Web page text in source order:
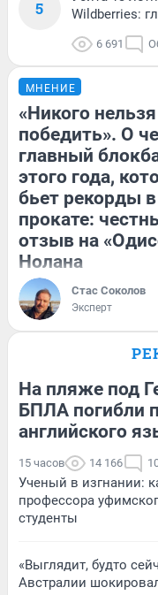
5
Wildberries:
6 691
МНЕНИЕ
«Никого нельзя
победить». О
главный
этого года,
бьет рекорды в
прокате:
отзыв на
Нолана
Стас Соколов
Эксперт
На пляже под
БПЛА погибли
английского
15 часов 14 166
Ученый в изгнании:
профессора
студенты
«Выглядит, будто
Австралии